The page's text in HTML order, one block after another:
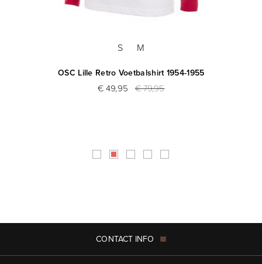
S M
OSC Lille Retro Voetbalshirt 1954-1955
€ 49,95 € 79,95
CONTACT INFO